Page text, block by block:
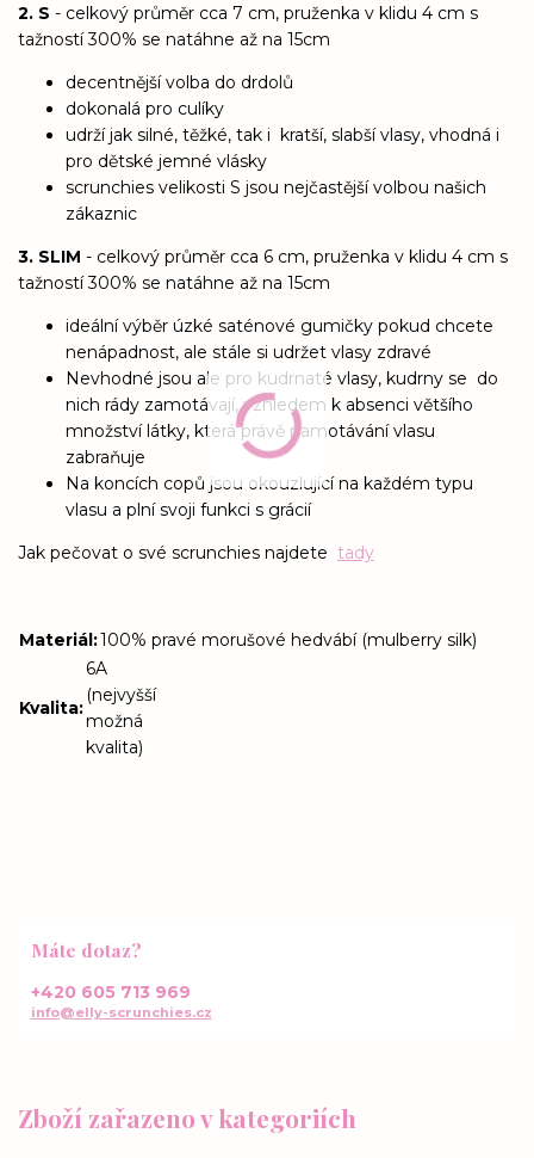
2. S - celkový průměr cca 7 cm, pruženka v klidu 4 cm s
tažností 300% se natáhne až na 15cm
decentnější volba do drdolů
dokonalá pro culíky
udrží jak silné, těžké, tak i kratší, slabší vlasy, vhodná i
pro dětské jemné vlásky
scrunchies velikosti S jsou nejčastější volbou našich
zákaznic
3. SLIM - celkový průměr cca 6 cm, pruženka v klidu 4 cm s
tažností 300% se natáhne až na 15cm
ideální výběr úzké saténové gumičky pokud chcete
nenápadnost, ale stále si udržet vlasy zdravé
Nevhodné jsou ale pro kudrnaté vlasy, kudrny se do
nich rády zamotávají, vzhledem k absenci většího
množství látky, která právě namotávání vlasu
zabraňuje
Na koncích copů jsou okouzlující na každém typu
vlasu a plní svoji funkci s grácií
Jak pečovat o své scrunchies najdete tady
Materiál:100% pravé morušové hedvábí (mulberry silk)
Kvalita:
6A
(nejvyšší
možná
kvalita)
Zboží zařazeno v kategoriích
Máte dotaz?
+420 605 713 969
info@elly-scrunchies.cz